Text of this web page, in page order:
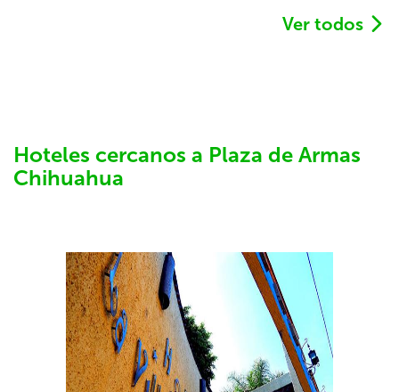
Ver todos
Hoteles cercanos a Plaza de Armas
Chihuahua